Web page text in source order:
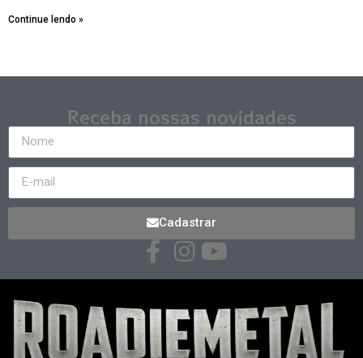
Continue lendo »
Receba nossas novidades
Cadastrar